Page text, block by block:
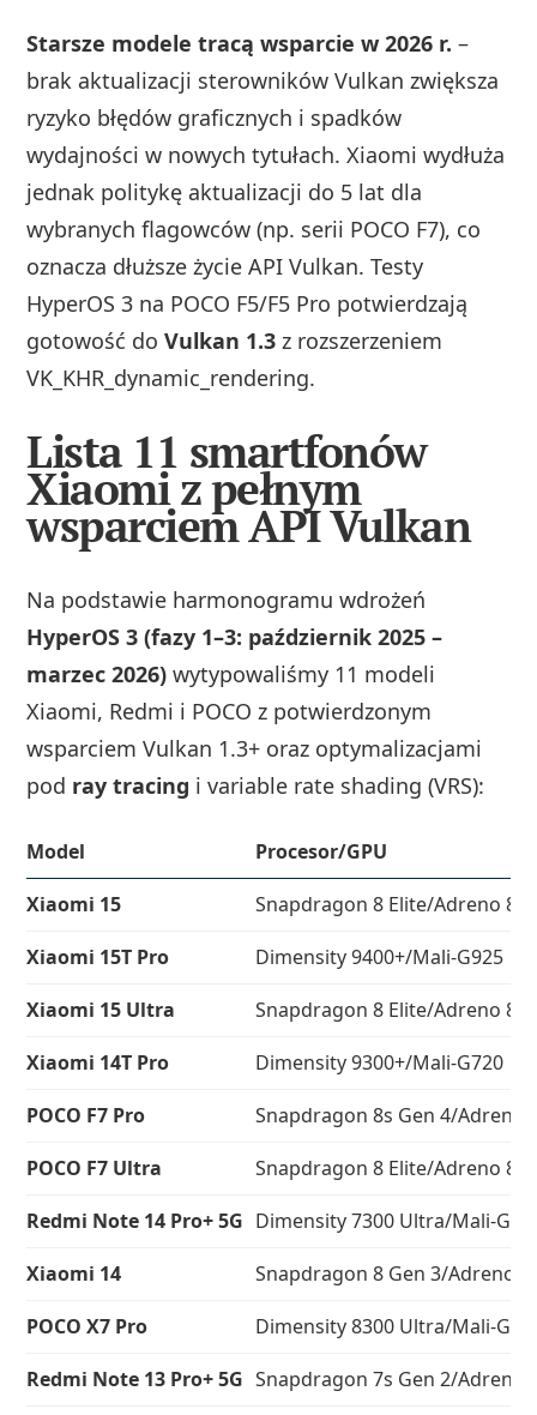
Starsze modele tracą wsparcie w 2026 r. –
brak aktualizacji sterowników Vulkan zwiększa
ryzyko błędów graficznych i spadków
wydajności w nowych tytułach. Xiaomi wydłuża
jednak politykę aktualizacji do 5 lat dla
wybranych flagowców (np. serii POCO F7), co
oznacza dłuższe życie API Vulkan. Testy
HyperOS 3 na POCO F5/F5 Pro potwierdzają
gotowość doVulkan 1.3 z rozszerzeniem
VK_KHR_dynamic_rendering.
Lista 11 smartfonów
Xiaomi z pełnym
wsparciem API Vulkan
Na podstawie harmonogramu wdrożeń
HyperOS 3 (fazy 1–3: październik 2025 –
marzec 2026) wytypowaliśmy 11 modeli
Xiaomi, Redmi i POCO z potwierdzonym
wsparciem Vulkan 1.3+ oraz optymalizacjami
pod ray tracing i variable rate shading (VRS):
Model
Procesor/GPU
Xiaomi 15
Snapdragon 8 Elite/Adreno
Xiaomi 15T Pro
Dimensity 9400+/Mali-G925
Xiaomi 15 Ultra
Snapdragon 8 Elite/Adreno
Xiaomi 14T Pro
Dimensity 9300+/Mali-G720
POCO F7 Pro
Snapdragon 8s Gen 4/Adreno
POCO F7 Ultra
Snapdragon 8 Elite/Adreno
Redmi Note 14 Pro+ 5G Dimensity 7300 Ultra/Mali-
Xiaomi 14
Snapdragon 8 Gen 3/Adreno
POCO X7 Pro
Dimensity 8300 Ultra/Mali-
Redmi Note 13 Pro+ 5G Snapdragon 7s Gen 2/Adreno